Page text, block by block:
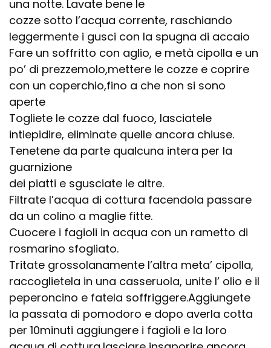
una notte. Lavate bene le
cozze sotto l’acqua corrente, raschiando
leggermente i gusci con la spugna di accaio
Fare un soffritto con aglio, e metà cipolla e un
po’ di prezzemolo,mettere le cozze e coprire
con un coperchio,fino a che non si sono
aperte
Togliete le cozze dal fuoco, lasciatele
intiepidire, eliminate quelle ancora chiuse.
Tenetene da parte qualcuna intera per la
guarnizione
dei piatti e sgusciate le altre.
Filtrate l’acqua di cottura facendola passare
da un colino a maglie fitte.
Cuocere i fagioli in acqua con un rametto di
rosmarino sfogliato.
Tritate grossolanamente l’altra meta’ cipolla,
raccoglietela in una casseruola, unite l’ olio e il
peperoncino e fatela soffriggere.Aggiungete
la passata di pomodoro e dopo averla cotta
per 10minuti aggiungere i fagioli e la loro